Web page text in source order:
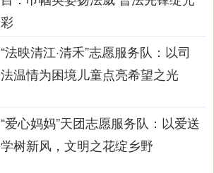
彩
“法映清江·清禾”志愿服务队：以司
法温情为困境儿童点亮希望之光
“爱心妈妈”天团志愿服务队：以爱送
学树新风，文明之花绽乡野